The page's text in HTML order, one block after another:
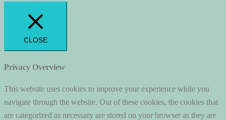
CLOSE
Privacy Overview
This website uses cookies to improve your experience while you
navigate through the website. Out of these cookies, the cookies that
are categorized as necessary are stored on your browser as they are